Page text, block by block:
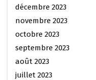
décembre 2023
novembre 2023
octobre 2023
septembre 2023
août 2023
juillet 2023